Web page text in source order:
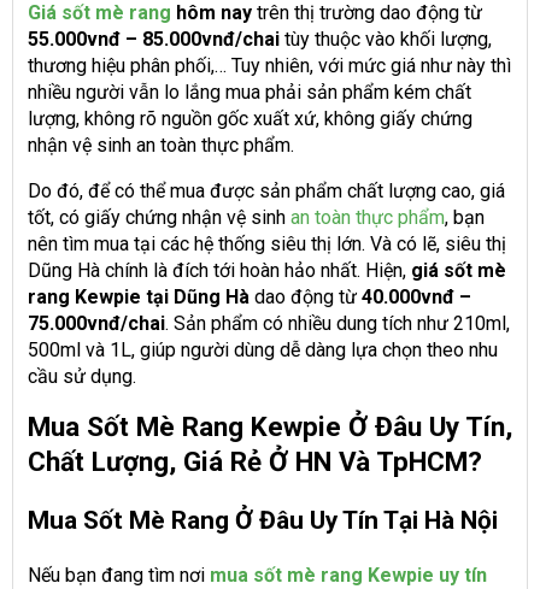
Giá sốt mè rang hôm nay trên thị trường dao động từ
55.000vnđ – 85.000vnđ/chai tùy thuộc vào khối lượng,
thương hiệu phân phối,… Tuy nhiên, với mức giá như này thì
nhiều người vẫn lo lắng mua phải sản phẩm kém chất
lượng, không rõ nguồn gốc xuất xứ, không giấy chứng
nhận vệ sinh an toàn thực phẩm.
Do đó, để có thể mua được sản phẩm chất lượng cao, giá
tốt, có giấy chứng nhận vệ sinh an toàn thực phẩm, bạn
nên tìm mua tại các hệ thống siêu thị lớn. Và có lẽ, siêu thị
Dũng Hà chính là đích tới hoàn hảo nhất. Hiện, giá sốt mè
rang Kewpie tại Dũng Hà dao động từ 40.000vnđ –
75.000vnđ/chai. Sản phẩm có nhiều dung tích như 210ml,
500ml và 1L, giúp người dùng dễ dàng lựa chọn theo nhu
cầu sử dụng.
Mua Sốt Mè Rang Kewpie Ở Đâu Uy Tín,
Chất Lượng, Giá Rẻ Ở HN Và TpHCM?
Mua Sốt Mè Rang Ở Đâu Uy Tín Tại Hà Nội
Nếu bạn đang tìm nơi mua sốt mè rang Kewpie uy tín